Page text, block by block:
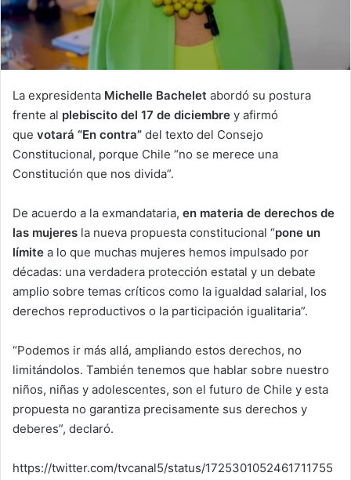
La expresidenta Michelle Bachelet abordó su postura
frente al plebiscito del 17 de diciembre y afirmó
que votará “En contra” del texto del Consejo
Constitucional, porque Chile “no se merece una
Constitución que nos divida”.
De acuerdo a la exmandataria, en materia de derechos de
las mujeres la nueva propuesta constitucional “pone un
límite a lo que muchas mujeres hemos impulsado por
décadas: una verdadera protección estatal y un debate
amplio sobre temas críticos como la igualdad salarial, los
derechos reproductivos o la participación igualitaria”.
“Podemos ir más allá, ampliando estos derechos, no
limitándolos. También tenemos que hablar sobre nuestro
niños, niñas y adolescentes, son el futuro de Chile y esta
propuesta no garantiza precisamente sus derechos y
deberes”, declaró.
https://twitter.com/tvcanal5/status/1725301052461711755